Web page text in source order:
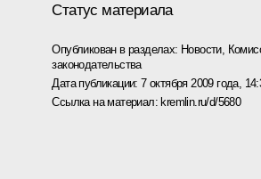
Статус материала
Опубликован в разделах: Новости,
законодательства
Дата публикации:7 октября 2009 года,
Ссылка на материал: kremlin.ru/d/5680